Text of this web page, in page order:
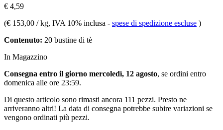
€ 4,59
(€ 153,00 / kg, IVA 10% inclusa - spese di spedizione escluse )
Contenuto: 20 bustine di tè
In Magazzino
Consegna entro il giorno mercoledì, 12 agosto, se ordini entro
domenica alle ore 23:59.
Di questo articolo sono rimasti ancora 111 pezzi. Presto ne
arriveranno altri! La data di consegna potrebbe subire variazioni se
vengono ordinati più pezzi.